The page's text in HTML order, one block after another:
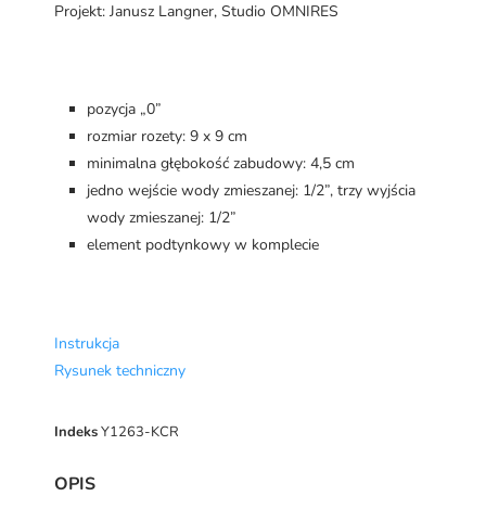
Projekt: Janusz Langner, Studio OMNIRES
pozycja „0”
rozmiar rozety: 9 x 9 cm
minimalna głębokość zabudowy: 4,5 cm
jedno wejście wody zmieszanej: 1/2”, trzy wyjścia
wody zmieszanej: 1/2”
element podtynkowy w komplecie
Instrukcja
Rysunek techniczny
IndeksY1263-KCR
OPIS